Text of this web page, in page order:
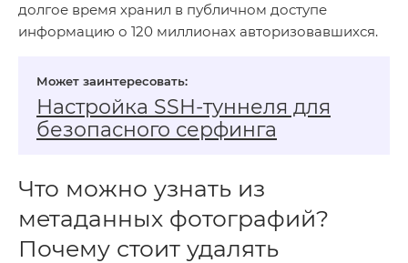
долгое время хранил в публичном доступе
информацию о 120 миллионах авторизовавшихся.
Настройка SSH‑туннеля для
безопасного серфинга
Что можно узнать из
метаданных фотографий?
Почему стоит удалять